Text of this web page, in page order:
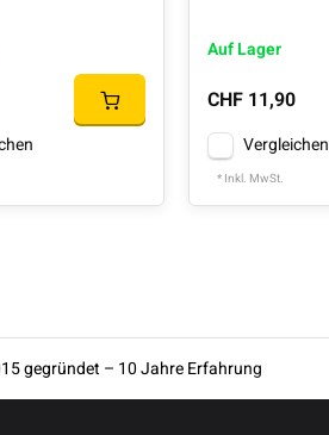
Auf Lager
CHF 11,90
Vergleichen
* Inkl. MwSt.
gegründet – 10 Jahre Erfahrung